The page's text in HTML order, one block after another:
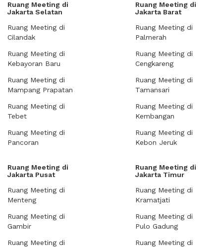
Ruang Meeting di
Jakarta Selatan
Ruang Meeting di
Cilandak
Ruang Meeting di
Kebayoran Baru
Ruang Meeting di
Mampang Prapatan
Ruang Meeting di
Tebet
Ruang Meeting di
Pancoran
Ruang Meeting di
Jakarta Barat
Ruang Meeting di
Palmerah
Ruang Meeting di
Cengkareng
Ruang Meeting di
Tamansari
Ruang Meeting di
Kembangan
Ruang Meeting di
Kebon Jeruk
Ruang Meeting di
Jakarta Pusat
Ruang Meeting di
Menteng
Ruang Meeting di
Gambir
Ruang Meeting di
Ruang Meeting di
Jakarta Timur
Ruang Meeting di
Kramatjati
Ruang Meeting di
Pulo Gadung
Ruang Meeting di